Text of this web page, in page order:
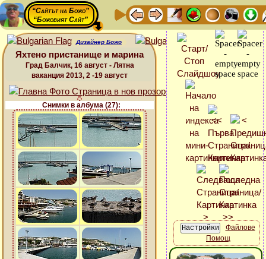
“Сайтът на Божо”
“Божовият Сайт”
Дизайнер Божо
Яхтено пристанище и марина
Град Балчик, 16 август - Лятна
ваканция 2013, 2 -19 август
Снимки в албума (27):
Файлове
Помощ